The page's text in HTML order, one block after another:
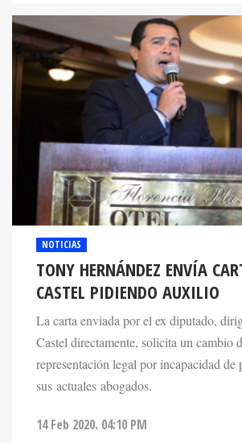
NOTICIAS
TONY HERNÁNDEZ ENVÍA
CASTEL PIDIENDO AUXILIO
La carta enviada por el ex diputado,
Castel directamente, solicita un cambio
representación legal por incapacidad de
sus actuales abogados.
14 Feb 2020. 04:10 PM